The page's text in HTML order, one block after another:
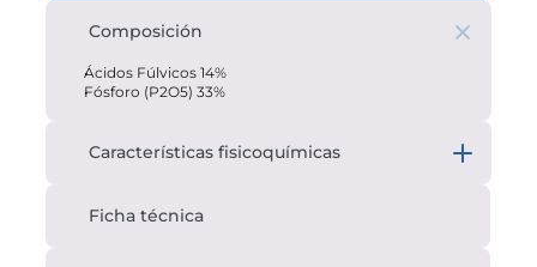
Composición
Ácidos Fúlvicos 14%
Fósforo (P2O5) 33%
Características fisicoquímicas
Ficha técnica